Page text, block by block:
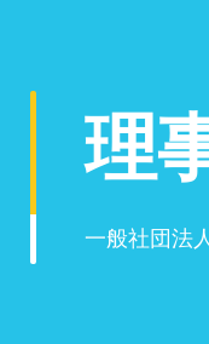
理
一般社団法